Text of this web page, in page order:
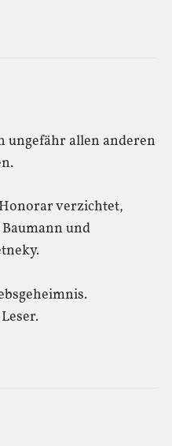
ungefähr allen anderen
verzichtet,
und